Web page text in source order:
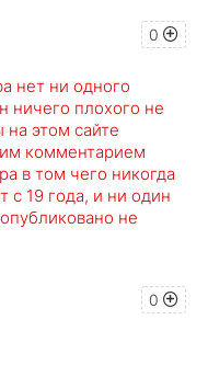
0
нет ни одного
ничего плохого не
этом сайте
комментарием
в том чего никогда
с 19 года, и ни один
не
0